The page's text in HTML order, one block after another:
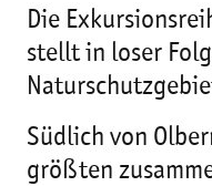
Die
stellt in loser
Südlich von
größten